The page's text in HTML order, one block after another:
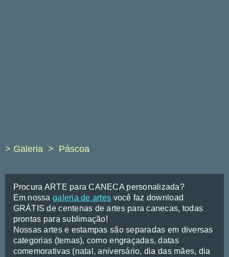
> Galeria Páscoa
Procura ARTE para CANECA personalizada?
Em nossa galeria de artes você faz download
GRÁTIS de centenas de artes para canecas, todas
prontas para sublimação!
Nossas artes e estampas são separadas em diversas
categorias (temas), como engraçadas, datas
comemorativas (natal, aniversário, dia das mães, dia